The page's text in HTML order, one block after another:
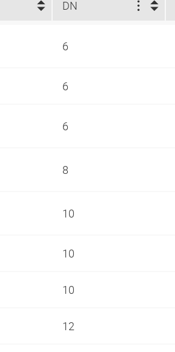
DN
6
6
6
8
10
10
10
12